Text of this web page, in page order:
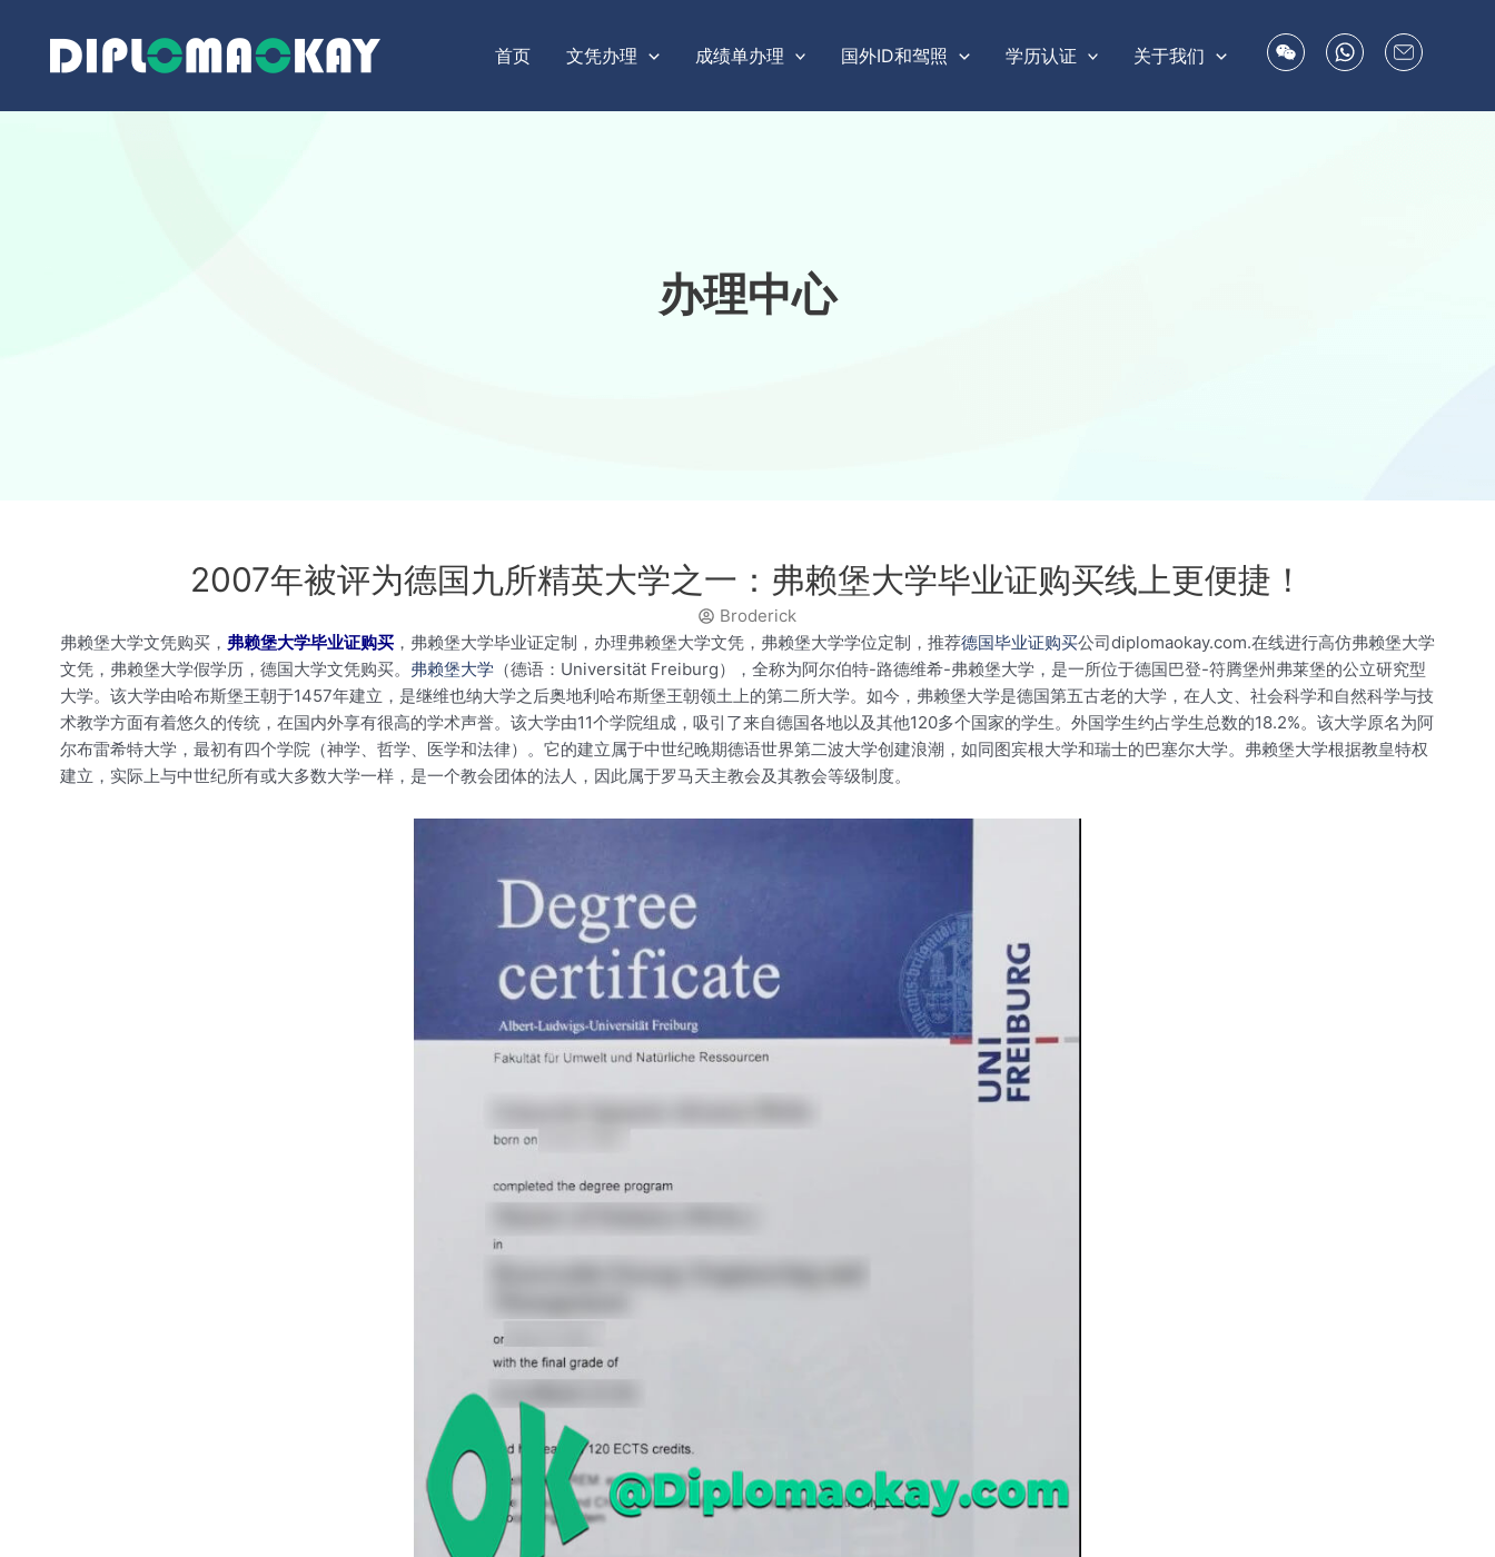
首页 文凭办理 成绩单办理 国外ID和驾照 学历认证 关于我们
办理中心
2007年被评为德国九所精英大学之一：弗赖堡大学毕业证购买线上更便捷！
Broderick
弗赖堡大学文凭购买， 弗赖堡大学毕业证购买 ，弗赖堡大学毕业证定制，办理弗赖堡大学文凭，弗赖堡大学学位定制，推荐德国毕业证购买公司diplomaokay.com.在线进行高仿弗赖堡大学
文凭，弗赖堡大学假学历，德国大学文凭购买。 弗赖堡大学 （德语：Universität Freiburg），全称为阿尔伯特-路德维希-弗赖堡大学，是一所位于德国巴登-符腾堡州弗莱堡的公立研究型
大学。该大学由哈布斯堡王朝于1457年建立，是继维也纳大学之后奥地利哈布斯堡王朝领土上的第二所大学。如今，弗赖堡大学是德国第五古老的大学，在人文、社会科学和自然科学与技
术教学方面有着悠久的传统，在国内外享有很高的学术声誉。该大学由11个学院组成，吸引了来自德国各地以及其他120多个国家的学生。外国学生约占学生总数的18.2%。该大学原名为阿
尔布雷希特大学，最初有四个学院（神学、哲学、医学和法律）。它的建立属于中世纪晚期德语世界第二波大学创建浪潮，如同图宾根大学和瑞士的巴塞尔大学。弗赖堡大学根据教皇特权
建立，实际上与中世纪所有或大多数大学一样，是一个教会团体的法人，因此属于罗马天主教会及其教会等级制度。